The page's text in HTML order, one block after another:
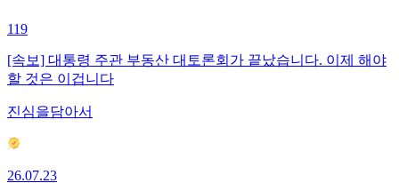
119
[속보] 대통령 주관 부동산 대토론회가 끝났습니다. 이제 해야
할 것은 이겁니다
진심을담아서
26.07.23